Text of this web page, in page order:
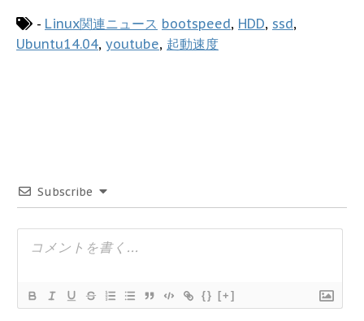
- Linux関連ニュース bootspeed, HDD, ssd,
Ubuntu14.04, youtube, 起動速度
Subscribe
{} [+]